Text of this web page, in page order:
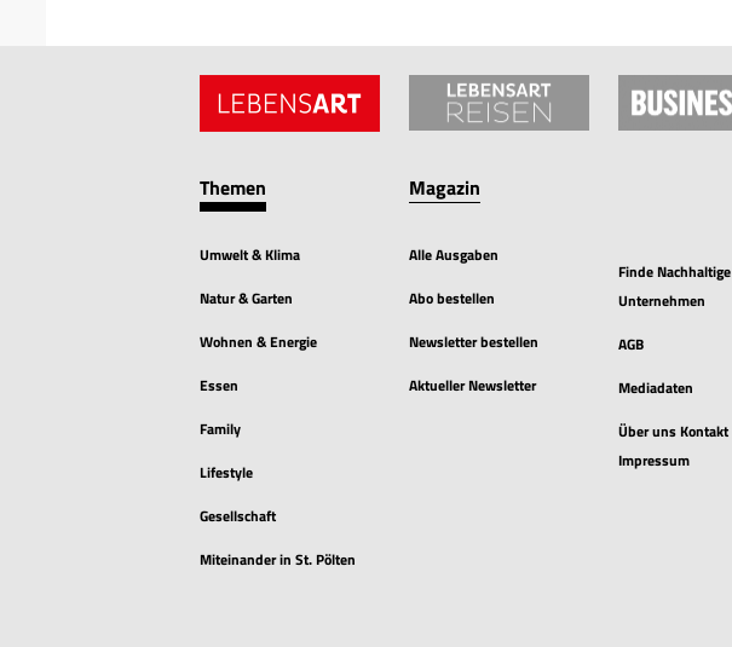
Themen
Umwelt & Klima
Natur & Garten
Wohnen & Energie
Essen
Family
Lifestyle
Gesellschaft
Miteinander in St. Pölten
Magazin
Alle Ausgaben
Abo bestellen
Newsletter bestellen
Aktueller Newsletter
Finde Nachhaltige
Unternehmen
AGB
Mediadaten
Über uns Kontakt
Impressum